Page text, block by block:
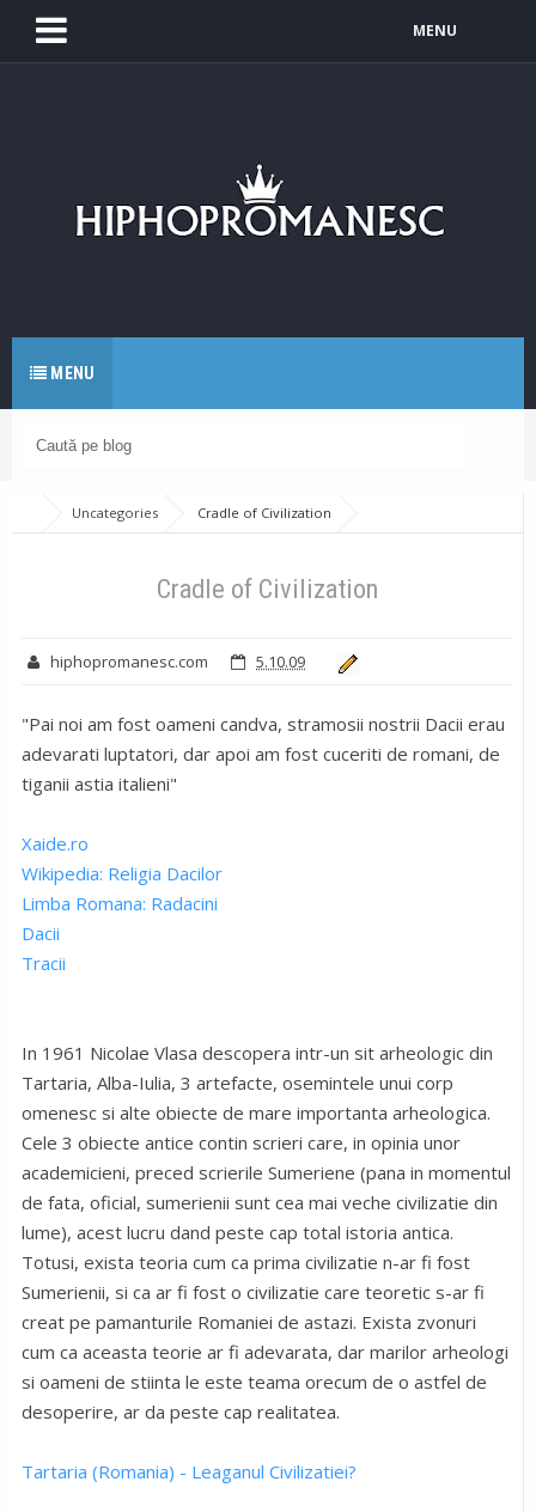
MENU
MENU
Uncategories Cradle of Civilization
Cradle of Civilization
hiphopromanesc.com 5.10.09
"Pai noi am fost oameni candva, stramosii nostrii Dacii erau
adevarati luptatori, dar apoi am fost cuceriti de romani, de
tiganii astia italieni"
Xaide.ro
Wikipedia: Religia Dacilor
Limba Romana: Radacini
Dacii
Tracii
In 1961 Nicolae Vlasa descopera intr-un sit arheologic din
Tartaria, Alba-Iulia, 3 artefacte, osemintele unui corp
omenesc si alte obiecte de mare importanta arheologica.
Cele 3 obiecte antice contin scrieri care, in opinia unor
academicieni, preced scrierile Sumeriene (pana in momentul
de fata, oficial, sumerienii sunt cea mai veche civilizatie din
lume), acest lucru dand peste cap total istoria antica.
Totusi, exista teoria cum ca prima civilizatie n-ar fi fost
Sumerienii, si ca ar fi fost o civilizatie care teoretic s-ar fi
creat pe pamanturile Romaniei de astazi. Exista zvonuri
cum ca aceasta teorie ar fi adevarata, dar marilor arheologi
si oameni de stiinta le este teama orecum de o astfel de
desoperire, ar da peste cap realitatea.
Tartaria (Romania) - Leaganul Civilizatiei?